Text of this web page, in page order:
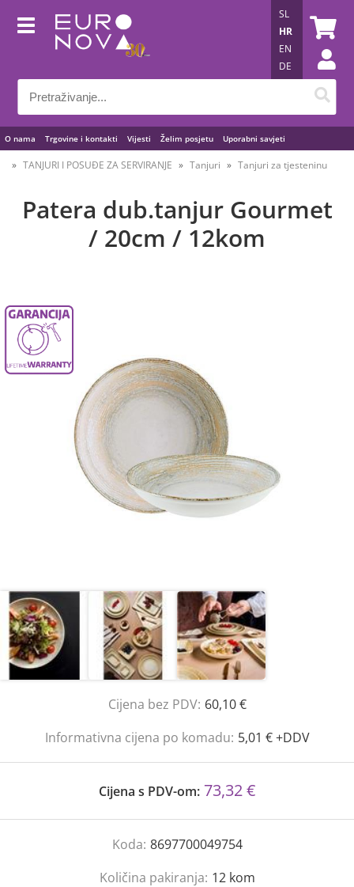
O nama Trgovine i kontakti Vijesti Želim posjetu Uporabni savjeti
SL
HR
EN
DE
TANJURI I POSUĐE ZA SERVIRANJE Tanjuri Tanjuri za tjesteninu
Patera dub.tanjur Gourmet
/ 20cm / 12kom
Cijena bez PDV: 60,10 €
Informativna cijena po komadu: 5,01 € +DDV
Cijena s PDV-om: 73,32 €
Koda: 8697700049754
Količina pakiranja: 12 kom